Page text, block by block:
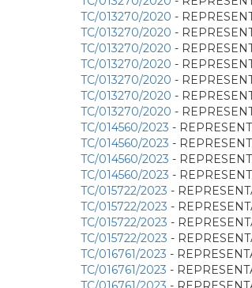
TC/013270/2020 -
TC/013270/2020 -
TC/013270/2020 -
TC/013270/2020 -
TC/013270/2020 -
TC/013270/2020 -
TC/013270/2020 -
TC/014560/2023 -
TC/014560/2023 -
TC/014560/2023 -
TC/014560/2023 -
TC/015722/2023 -
TC/015722/2023 -
TC/015722/2023 -
TC/015722/2023 -
TC/016761/2023 -
TC/016761/2023 -